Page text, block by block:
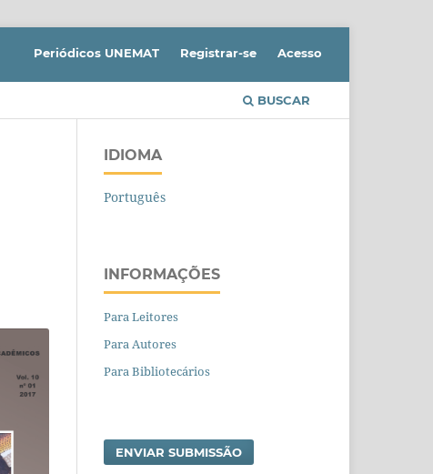
BUSCAR
Periódicos UNEMAT Registrar-se Acesso
IDIOMA
Português
INFORMAÇÕES
Para Leitores
Para Autores
Para Bibliotecários
ENVIAR SUBMISSÃO